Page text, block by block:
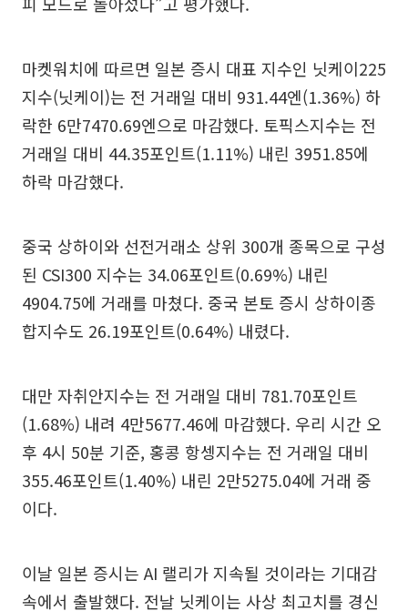
마켓워치에 따르면 일본 증시 대표 지수인 닛케이225
지수(닛케이)는 전 거래일 대비 931.44엔(1.36%) 하
락한 6만7470.69엔으로 마감했다. 토픽스지수는 전
거래일 대비 44.35포인트(1.11%) 내린 3951.85에
하락 마감했다.
중국 상하이와 선전거래소 상위 300개 종목으로 구성
된 CSI300 지수는 34.06포인트(0.69%) 내린
4904.75에 거래를 마쳤다. 중국 본토 증시 상하이종
합지수도 26.19포인트(0.64%) 내렸다.
대만 자취안지수는 전 거래일 대비 781.70포인트
(1.68%) 내려 4만5677.46에 마감했다. 우리 시간 오
후 4시 50분 기준, 홍콩 항셍지수는 전 거래일 대비
355.46포인트(1.40%) 내린 2만5275.04에 거래 중
이다.
이날 일본 증시는 AI 랠리가 지속될 것이라는 기대감
속에서 출발했다. 전날 닛케이는 사상 최고치를 경신